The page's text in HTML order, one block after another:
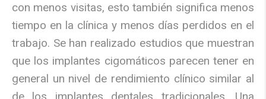
con menos visitas, esto también significa menos
tiempo en la clínica y menos días perdidos en el
trabajo. Se han realizado estudios que muestran
que los implantes cigomáticos parecen tener en
general un nivel de rendimiento clínico similar al